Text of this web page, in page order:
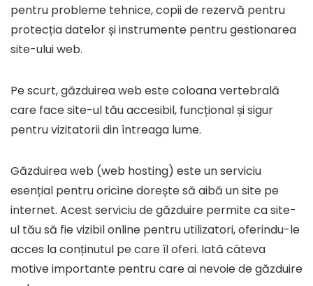
pentru probleme tehnice, copii de rezervă pentru
protecția datelor și instrumente pentru gestionarea
site-ului web.
Pe scurt, găzduirea web este coloana vertebrală
care face site-ul tău accesibil, funcțional și sigur
pentru vizitatorii din întreaga lume.
Găzduirea web (web hosting) este un serviciu
esențial pentru oricine dorește să aibă un site pe
internet. Acest serviciu de găzduire permite ca site-
ul tău să fie vizibil online pentru utilizatori, oferindu-le
acces la conținutul pe care îl oferi. Iată câteva
motive importante pentru care ai nevoie de găzduire